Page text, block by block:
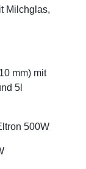
Milchglas,
mm) mit
5l
500W